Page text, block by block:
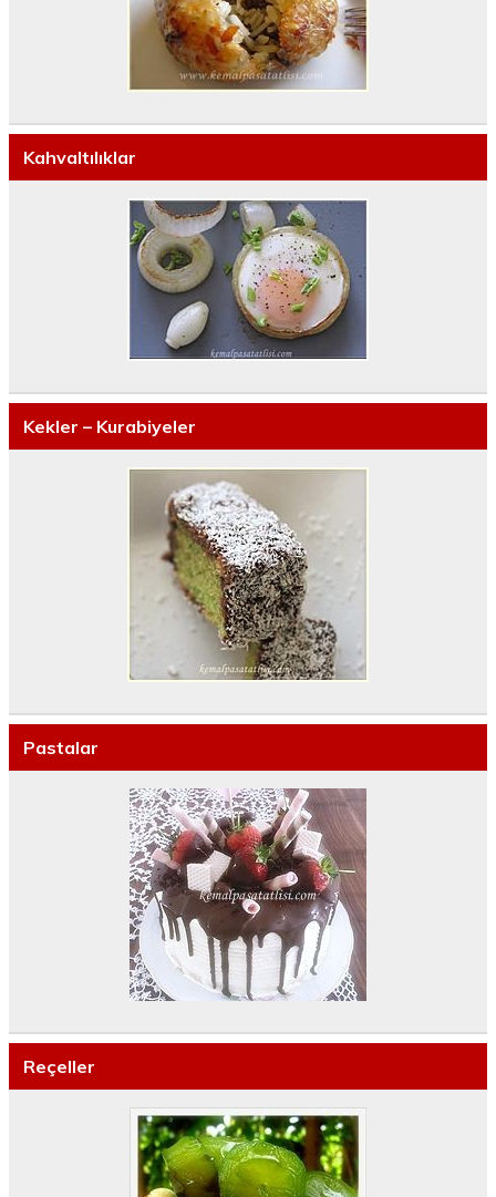
Kahvaltılıklar
Kekler – Kurabiyeler
Pastalar
Reçeller